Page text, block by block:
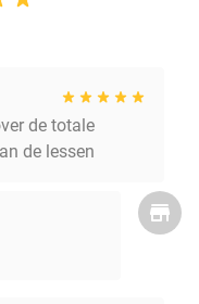
de totale
de lessen